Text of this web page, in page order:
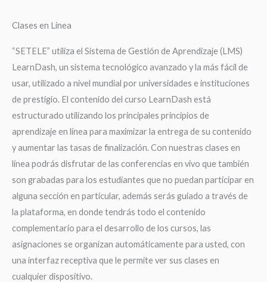
Clases en Linea
“SETELE” utiliza el Sistema de Gestión de Aprendizaje (LMS)
LearnDash, un sistema tecnológico avanzado y la más fácil de
usar, utilizado a nivel mundial por universidades e instituciones
de prestigio. El contenido del curso LearnDash está
estructurado utilizando los principales principios de
aprendizaje en línea para maximizar la entrega de su contenido
y aumentar las tasas de finalización. Con nuestras clases en
línea podrás disfrutar de las conferencias en vivo que también
son grabadas para los estudiantes que no puedan participar en
alguna sección en particular, además serás guiado a través de
la plataforma, en donde tendrás todo el contenido
complementario para el desarrollo de los cursos, las
asignaciones se organizan automáticamente para usted, con
una interfaz receptiva que le permite ver sus clases en
cualquier dispositivo.